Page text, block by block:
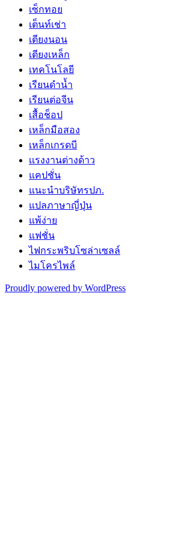
เซ็กทอย
เต็นท์เช่า
เตียงนอน
เตียงเหล็ก
เทคโนโลยี
เรียนดำน้ำ
เรียนต่อจีน
เสื้อช็อป
เหล็กมือสอง
เหล็กเกรดบี
เเรงงานต่างด้าว
แคปชั่น
แนะนำบริษัทรปภ.
แปลภาษาญี่ปุ่น
แพ้ง่าย
แฟชั่น
ไฟกระพริบโซล่าเซลล์
ไมโครไพล์
Proudly powered by WordPress